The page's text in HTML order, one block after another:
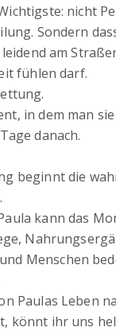
nicht
Sondern
am
fühlen darf.
in dem man
danach.
beginnt die
kann das
Menschen
Paulas Leben
könnt ihr uns